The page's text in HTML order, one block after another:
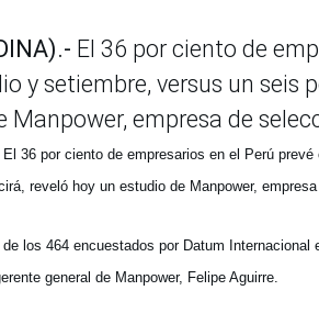
El 36 por ciento de
y setiembre, versus un seis
Manpower, empresa de
El 36 por ciento de empresarios en el Perú
reveló hoy un estudio de Manpower,
los 464 encuestados por Datum
general de Manpower, Felipe Aguirre.